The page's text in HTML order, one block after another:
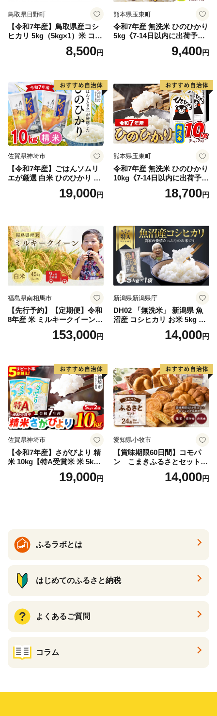
鳥取県日野町
【令和7年産】鳥取県産コシ
ヒカリ 5kg（5kg×1）米 コシ
ヒカリ こしひかり お米 白米
精米 5キロ おこめ こめ コメ
野町産 Elevation
8,500円
熊本県玉東町
令和7年産 無洗米 ひのひかり
5kg《7-14日以内に出荷予定
(土日祝除く)》コメ 米 無洗米
高レビュー｜人気米 熊本県
9,400円
佐賀県神埼市
【令和7年産】ごはんソムリ
エが厳選 白米 ひのひかり 10
米 10kg 5kg×2 ひのひかり ブ
19,000円
熊本県玉東町
令和7年産 無洗米 ひのひかり
10kg《7-14日以内に出荷予定
(土日祝除く)》コメ 米 無洗米
令和7年産 高レビュー｜人気
18,700円
福島県南相馬市
【先行予約】【定期便】令和
8年産 米 ミルキークイーン
白米 45kg (5kg×9回) | ミルキ
ークイーン 米5kg 福島 福島
福島県 南相馬市 cu006-ae
153,000円
新潟県新潟県庁
DH02 「無洗米」 新潟県 魚
沼産 コシヒカリ お米 5kg こ
しひかり 精米 米（お米の美
味しい炊き方ガイド付き）
14,000円
佐賀県神埼市
【令和7年産】さがびより 精
米 10kg【特A受賞米 米 5kg×
2袋 お米 コメ こめ 国産 美味
しい ブランド米 人気 ランキ
19,000円
愛知県小牧市
【賞味期限60日間】コモパ
ン こまきふるさとセット
（24個入り）／災害用備蓄
保存食 非常食 防災グッズに
14,000円
ふるラボとは
はじめてのふるさと納税
よくあるご質問
コラム